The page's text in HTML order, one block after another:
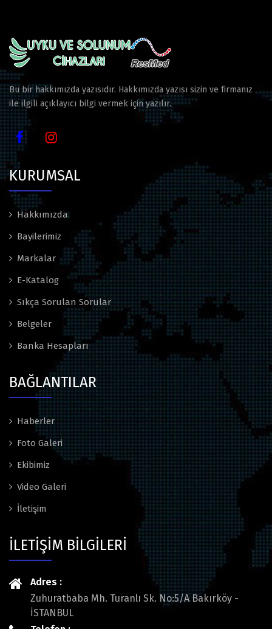
Bu bir hakkımızda yazısıdır. Hakkımızda yazısı sizin ve firmanız
ile ilgili açıklayıcı bilgi vermek için yazılır.
KURUMSAL
Hakkımızda
Bayilerimiz
Markalar
E-Katalog
Sıkça Sorulan Sorular
Belgeler
Banka Hesapları
BAĞLANTILAR
Haberler
Foto Galeri
Ekibimiz
Video Galeri
İletişim
İLETİŞİM BİLGİLERİ
Adres :
Zuhuratbaba Mh. Turanlı Sk. No:5/A Bakırköy -
İSTANBUL